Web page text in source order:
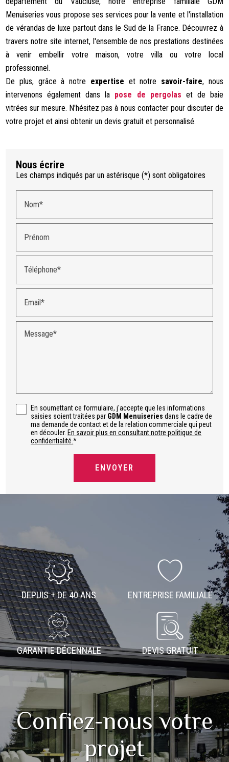
Menuiseries vous propose ses services pour la vente et l'installation
de vérandas de luxe partout dans le Sud de la France. Découvrez à
travers notre site internet, l'ensemble de nos prestations destinées
à venir embellir votre maison, votre villa ou votre local
professionnel.
De plus, grâce à notre expertise et notre savoir-faire, nous
intervenons également dans la pose de pergolas et de baie
vitrées sur mesure. N'hésitez pas à nous contacter pour discuter de
votre projet et ainsi obtenir un devis gratuit et personnalisé.
Nous écrire
Les champs indiqués par un astérisque (*) sont obligatoires
Nom*
Prénom
Téléphone*
Email*
Message*
En soumettant ce formulaire, j'accepte que les informations
saisies soient traitées par GDM Menuiseries dans le cadre de
ma demande de contact et de la relation commerciale qui peut
en découler. En savoir plus en consultant notre politique de
confidentialité.*
DEPUIS + DE 40 ANS ENTREPRISE FAMILIALE
GARANTIE DÉCENNALE DEVIS GRATUIT
Confiez-nous votre
projet